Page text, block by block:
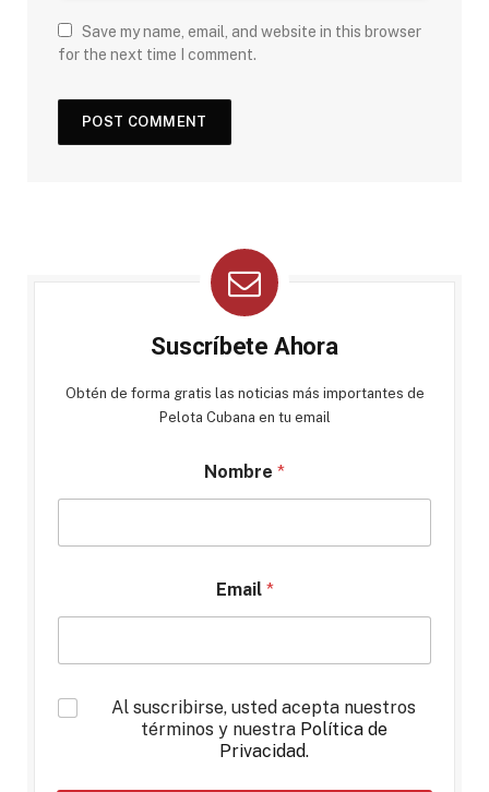
Save my name, email, and website in this browser
for the next time I comment.
Suscríbete Ahora
Obtén de forma gratis las noticias más importantes de
Pelota Cubana en tu email
Nombre *
Email *
*
Al suscribirse, usted acepta nuestros
términos y nuestra Política de
Privacidad.